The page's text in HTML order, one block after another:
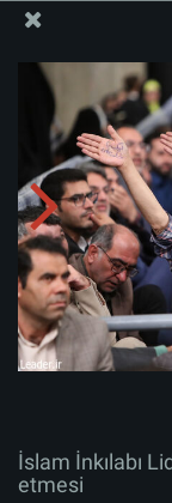
İslam İnkılabı
etmesi
İslam İnkılabı
etmesi